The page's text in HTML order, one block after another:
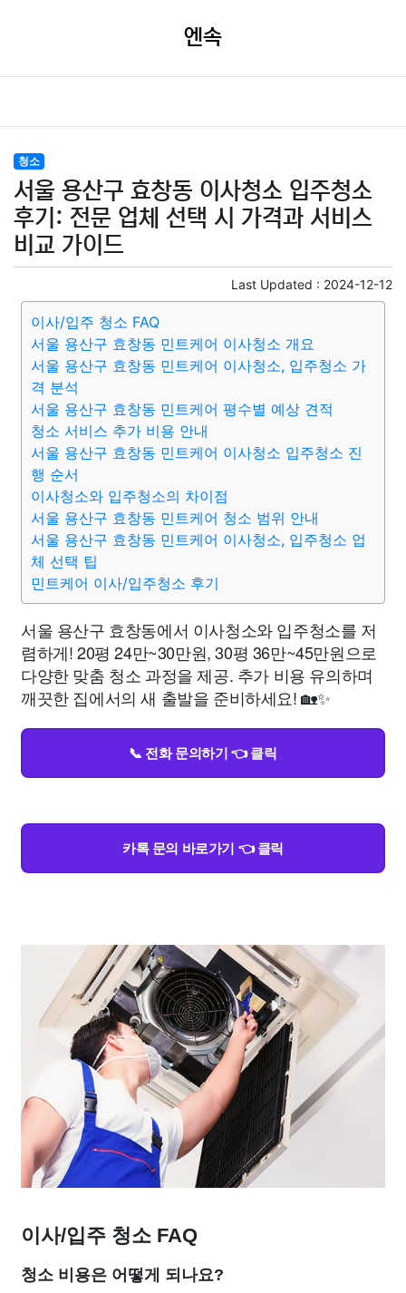
엔속
청소
서울 용산구 효창동 이사청소 입주청소
후기: 전문 업체 선택 시 가격과 서비스
비교 가이드
Last Updated : 2024-12-12
이사/입주 청소 FAQ
서울 용산구 효창동 민트케어 이사청소 개요
서울 용산구 효창동 민트케어 이사청소, 입주청소 가
격 분석
서울 용산구 효창동 민트케어 평수별 예상 견적
청소 서비스 추가 비용 안내
서울 용산구 효창동 민트케어 이사청소 입주청소 진
행 순서
이사청소와 입주청소의 차이점
서울 용산구 효창동 민트케어 청소 범위 안내
서울 용산구 효창동 민트케어 이사청소, 입주청소 업
체 선택 팁
민트케어 이사/입주청소 후기
서울 용산구 효창동에서 이사청소와 입주청소를 저
렴하게! 20평 24만~30만원, 30평 36만~45만원으로
다양한 맞춤 청소 과정을 제공. 추가 비용 유의하며
깨끗한 집에서의 새 출발을 준비하세요! 🏡✨
📞 전화 문의하기 👈 클릭
카톡 문의 바로가기 👈 클릭
이사/입주 청소 FAQ
청소 비용은 어떻게 되나요?